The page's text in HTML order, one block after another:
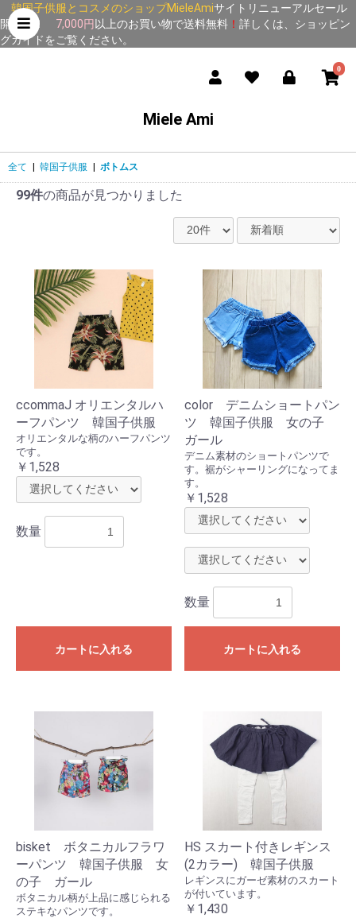
韓国子供服とコスメのショップMieleAmiサイトリニューアルセール
開催中！
7,000円 以上のお買い物で送料無料 ！ 詳しくは、
ショッピン
グガイド をご覧ください。
0
Miele Ami
全て 韓国子供服 ボトムス
99件の商品が見つかりました
ccommaJ オリエンタルハ
ーフパンツ 韓国子供服
オリエンタルな柄のハーフパンツ
です。
￥1,528
数量
カートに入れる
color デニムショートパン
ツ 韓国子供服 女の子
ガール
デニム素材のショートパンツで
す。裾がシャーリングになってま
す。
￥1,528
数量
カートに入れる
bisket ボタニカルフラワ
ーパンツ 韓国子供服 女
の子 ガール
ボタニカル柄が上品に感じられる
ステキなパンツです。
HS スカート付きレギンス
(2カラー) 韓国子供服
レギンスにガーゼ素材のスカート
が付いています。
￥1,430